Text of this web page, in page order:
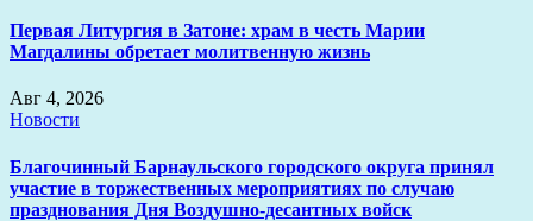
Первая Литургия в Затоне: храм в честь Марии
Магдалины обретает молитвенную жизнь
Авг 4, 2026
Новости
Благочинный Барнаульского городского округа принял
участие в торжественных мероприятиях по случаю
празднования Дня Воздушно-десантных войск